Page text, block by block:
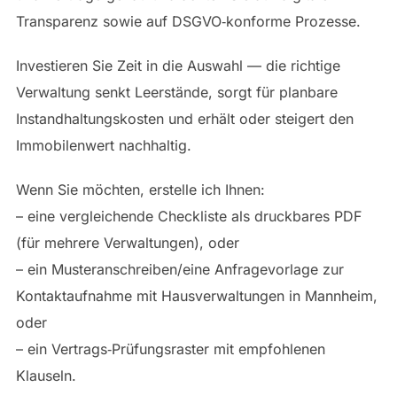
Transparenz sowie auf DSGVO‑konforme Prozesse.
Investieren Sie Zeit in die Auswahl — die richtige
Verwaltung senkt Leerstände, sorgt für planbare
Instandhaltungskosten und erhält oder steigert den
Immobilenwert nachhaltig.
Wenn Sie möchten, erstelle ich Ihnen:
– eine vergleichende Checkliste als druckbares PDF
(für mehrere Verwaltungen), oder
– ein Musteranschreiben/eine Anfragevorlage zur
Kontaktaufnahme mit Hausverwaltungen in Mannheim,
oder
– ein Vertrags‑Prüfungsraster mit empfohlenen
Klauseln.